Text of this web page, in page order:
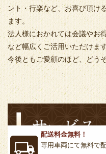
ント・行楽など、お喜び頂け
ます。
法人様におかれては会議やお
など幅広くご活用いただけま
今後ともご愛顧のほど、どう
配送料金無料！
専用車両にて無料で